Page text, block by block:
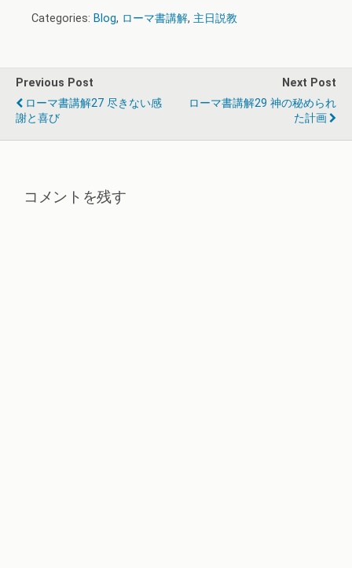
Categories: Blog, ローマ書講解, 主日説教
Previous Post
ローマ書講解27 尽きない感
謝と喜び
Next Post
ローマ書講解29 神の秘められ
た計画
コメントを残す